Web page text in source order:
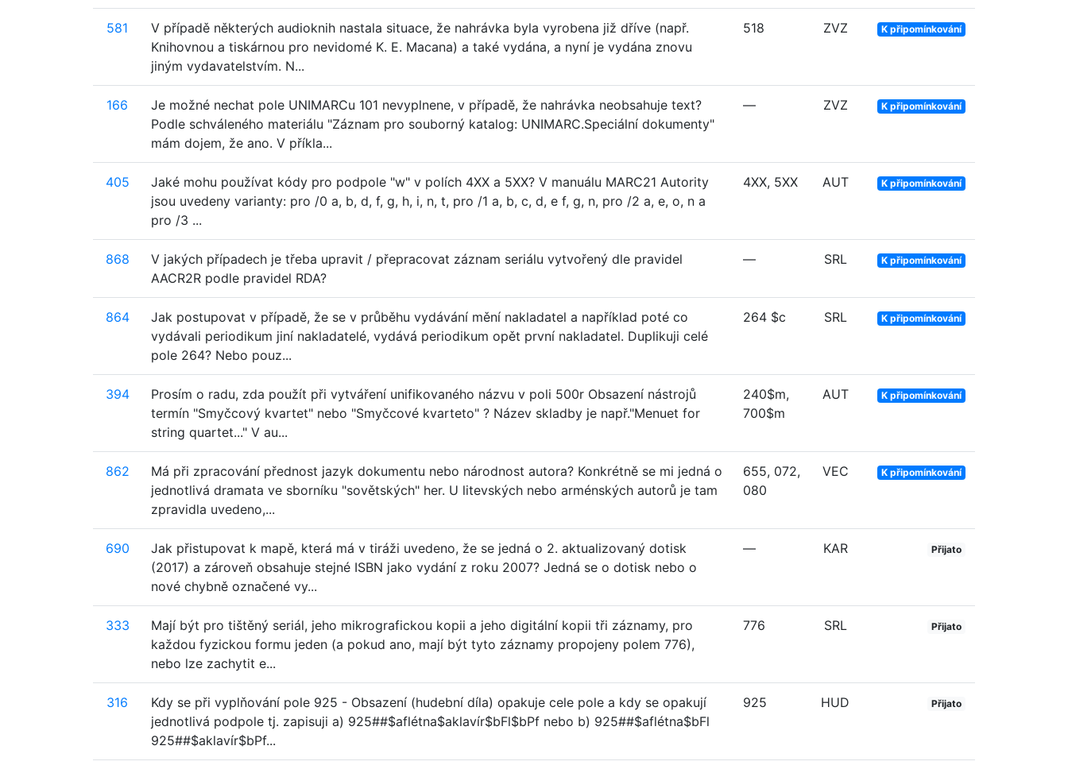
581
V případě některých audioknih nastala situace, že nahrávka byla vyrobena již dříve (např.
Knihovnou a tiskárnou pro nevidomé K. E. Macana) a také vydána, a nyní je vydána znovu
jiným vydavatelstvím. N...
518 ZVZ K připomínkování
166
Je možné nechat pole UNIMARCu 101 nevyplnene, v případě, že nahrávka neobsahuje text?
Podle schváleného materiálu "Záznam pro souborný katalog: UNIMARC.Speciální dokumenty"
mám dojem, že ano. V příkla...
— ZVZ K připomínkování
405
Jaké mohu používat kódy pro podpole "w" v polích 4XX a 5XX? V manuálu MARC21 Autority
jsou uvedeny varianty: pro /0 a, b, d, f, g, h, i, n, t, pro /1 a, b, c, d, e f, g, n, pro /2 a, e, o, n a
pro /3 ...
4XX, 5XX AUT K připomínkování
868
V jakých případech je třeba upravit / přepracovat záznam seriálu vytvořený dle pravidel
AACR2R podle pravidel RDA?
— SRL K připomínkování
864
Jak postupovat v případě, že se v průběhu vydávání mění nakladatel a například poté co
vydávali periodikum jiní nakladatelé, vydává periodikum opět první nakladatel. Duplikuji celé
pole 264? Nebo pouz...
264 $c SRL K připomínkování
394
Prosím o radu, zda použít při vytváření unifikovaného názvu v poli 500r Obsazení nástrojů
termín "Smyčcový kvartet" nebo "Smyčcové kvarteto" ? Název skladby je např."Menuet for
string quartet..." V au...
240$m,
700$m
AUT K připomínkování
862
Má při zpracování přednost jazyk dokumentu nebo národnost autora? Konkrétně se mi jedná o
jednotlivá dramata ve sborníku "sovětských" her. U litevských nebo arménských autorů je tam
zpravidla uvedeno,...
655, 072,
080
VEC K připomínkování
690
Jak přistupovat k mapě, která má v tiráži uvedeno, že se jedná o 2. aktualizovaný dotisk
(2017) a zároveň obsahuje stejné ISBN jako vydání z roku 2007? Jedná se o dotisk nebo o
nové chybně označené vy...
— KAR Přijato
333
Mají být pro tištěný seriál, jeho mikrografickou kopii a jeho digitální kopii tři záznamy, pro
každou fyzickou formu jeden (a pokud ano, mají být tyto záznamy propojeny polem 776),
nebo lze zachytit e...
776 SRL Přijato
316
Kdy se při vyplňování pole 925 - Obsazení (hudební díla) opakuje cele pole a kdy se opakují
jednotlivá podpole tj. zapisuji a) 925##$aflétna$aklavír$bFl$bPf nebo b) 925##$aflétna$bFl
925##$aklavír$bPf...
925 HUD Přijato